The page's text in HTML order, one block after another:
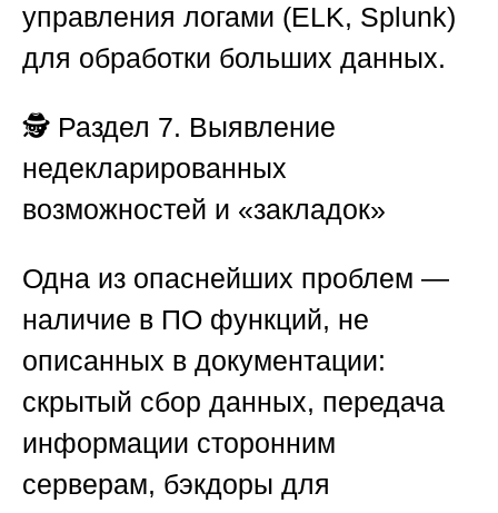
управления логами (ELK, Splunk)
для обработки больших данных.
🕵️ Раздел 7. Выявление
недекларированных
возможностей и «закладок»
Одна из опаснейших проблем —
наличие в ПО функций, не
описанных в документации:
скрытый сбор данных, передача
информации сторонним
серверам, бэкдоры для